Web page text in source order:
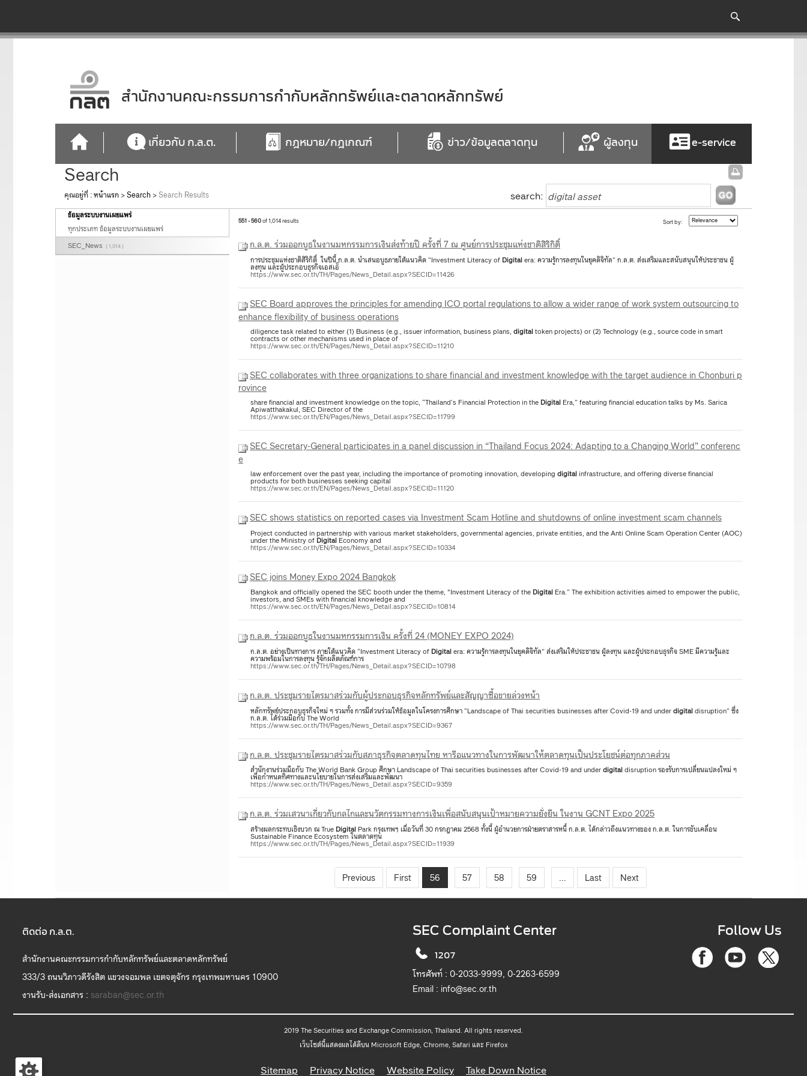
สำนักงานคณะกรรมการกำกับหลักทรัพย์และตลาดหลักทรัพย์
เกี่ยวกับ ก.ล.ต. กฎหมาย/กฎเกณฑ์ ข่าว/ข้อมูลตลาดทุน ผู้ลงทุน e-service
Search
คุณอยู่ที่ :หน้าแรก >Search >Search Results search:
ข้อมูลระบบงานเผยแพร่
ทุกประเภท ข้อมูลระบบงานเผยแพร่
SEC_News ( 1,014 )
551 - 560of 1,014 results Sort by:
ก.ล.ต. ร่วมออกบูธในงานมหกรรมการเงินส่งท้ายปี ครั้งที่ 7 ณ ศูนย์การประชุมแห่งชาติสิริกิติ์
การประชุมแห่งชาติสิริกิติ์ ในปีนี้ ก.ล.ต. นำเสนอบูธภายใต้แนวคิด “Investment Literacy of Digitalera: ความรู้การลงทุนในยุคดิจิทัล” ก.ล.ต. ส่งเสริมและสนับสนุนให้ประชาชน ผู้
ลงทุน และผู้ประกอบธุรกิจเอสเอ็
https://www.sec.or.th/TH/Pages/News_Detail.aspx?SECID=11426
SEC Board approves the principles for amending ICO portal regulations to allow a wider range of work system outsourcing to
enhance flexibility of business operations
diligence task related to either (1) Business (e.g., issuer information, business plans, digitaltoken projects) or (2) Technology (e.g., source code in smart
contracts or other mechanisms used in place of
https://www.sec.or.th/EN/Pages/News_Detail.aspx?SECID=11210
SEC collaborates with three organizations to share financial and investment knowledge with the target audience in Chonburi p
rovince
share financial and investment knowledge on the topic, “Thailand’s Financial Protection in the Digital Era,” featuring financial education talks by Ms. Sarica
Apiwatthakakul, SEC Director of the
https://www.sec.or.th/EN/Pages/News_Detail.aspx?SECID=11799
SEC Secretary-General participates in a panel discussion in “Thailand Focus 2024: Adapting to a Changing World” conferenc
e
law enforcement over the past year, including the importance of promoting innovation, developing digitalinfrastructure, and offering diverse financial
products for both businesses seeking capital
https://www.sec.or.th/EN/Pages/News_Detail.aspx?SECID=11120
SEC shows statistics on reported cases via Investment Scam Hotline and shutdowns of online investment scam channels
Project conducted in partnership with various market stakeholders, governmental agencies, private entities, and the Anti Online Scam Operation Center (AOC)
under the Ministry ofDigital Economy and
https://www.sec.or.th/EN/Pages/News_Detail.aspx?SECID=10334
SEC joins Money Expo 2024 Bangkok
Bangkok and officially opened the SEC booth under the theme, "Investment Literacy of the Digital Era.” The exhibition activities aimed to empower the public,
investors, and SMEs with financial knowledge and
https://www.sec.or.th/EN/Pages/News_Detail.aspx?SECID=10814
ก.ล.ต. ร่วมออกบูธในงานมหกรรมการเงิน ครั้งที่ 24 (MONEY EXPO 2024)
ก.ล.ต. อย่างเป็นทางการ ภายใต้แนวคิด “Investment Literacy of Digitalera: ความรู้การลงทุนในยุคดิจิทัล” ส่งเสริมให้ประชาชน ผู้ลงทุน และผู้ประกอบธุรกิจ SME มีความรู้และ
ความพร้อมในการลงทุน รู้จักผลิตภัณฑ์การ
https://www.sec.or.th/TH/Pages/News_Detail.aspx?SECID=10798
ก.ล.ต. ประชุมรายไตรมาสร่วมกับผู้ประกอบธุรกิจหลักทรัพย์และสัญญาซื้อขายล่วงหน้า
หลักทรัพย์ประกอบธุรกิจใหม่ ๆ รวมทั้ง การมีส่วนร่วมให้ข้อมูลในโครงการศึกษา “Landscape of Thai securities businesses after Covid-19 and underdigitaldisruption” ซึ่ง
ก.ล.ต. ได้ร่วมมือกับ The World
https://www.sec.or.th/TH/Pages/News_Detail.aspx?SECID=9367
ก.ล.ต. ประชุมรายไตรมาสร่วมกับสภาธุรกิจตลาดทุนไทย หารือแนวทางในการพัฒนาให้ตลาดทุนเป็นประโยชน์ต่อทุกภาคส่วน
สำนักงานร่วมมือกับ The World Bank Group ศึกษา Landscape of Thai securities businesses after Covid-19 and underdigitaldisruption รองรับการเปลี่ยนแปลงใหม่ ๆ
เพื่อกำหนดทิศทางและนโยบายในการส่งเสริมและพัฒนา
https://www.sec.or.th/TH/Pages/News_Detail.aspx?SECID=9359
ก.ล.ต. ร่วมเสวนาเกี่ยวกับกลไกและนวัตกรรมทางการเงินเพื่อสนับสนุนเป้าหมายความยั่งยืน ในงาน GCNT Expo 2025
สร้างผลกระทบเชิงบวก ณ True Digital Park กรุงเทพฯ เมื่อวันที่ 30 กรกฎาคม 2568 ทั้งนี้ ผู้อำนวยการฝ่ายตราสารหนี้ ก.ล.ต. ได้กล่าวถึงแนวทางของ ก.ล.ต. ในการขับเคลื่อน
Sustainable Finance Ecosystem ในตลาดทุน
https://www.sec.or.th/TH/Pages/News_Detail.aspx?SECID=11939
Previous First 56 57 58 59 ... Last Next
ติดต่อ ก.ล.ต.
สำนักงานคณะกรรมการกำกับหลักทรัพย์และตลาดหลักทรัพย์
333/3 ถนนวิภาวดีรังสิต แขวงจอมพล เขตจตุจักร กรุงเทพมหานคร 10900
งานรับ-ส่งเอกสาร : saraban@sec.or.th
SEC Complaint Center
1207
โทรศัพท์ : 0-2033-9999, 0-2263-6599
Email : info@sec.or.th
Follow Us
2019 The Securities and Exchange Commission, Thailand. All rights reserved.
เว็บไซต์นี้แสดงผลได้ดีบน Microsoft Edge, Chrome, Safari และ Firefox
Sitemap Privacy Notice Website Policy Take Down Notice